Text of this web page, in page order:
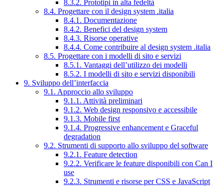
8.3.2. Prototipi in alta fedeltà
8.4. Progettare con il design system .italia
8.4.1. Documentazione
8.4.2. Benefici del design system
8.4.3. Risorse operative
8.4.4. Come contribuire al design system .italia
8.5. Progettare con i modelli di sito e servizi
8.5.1. Vantaggi dell’utilizzo dei modelli
8.5.2. I modelli di sito e servizi disponibili
9. Sviluppo dell’interfaccia
9.1. Approccio allo sviluppo
9.1.1. Attività preliminari
9.1.2. Web design responsivo e accessibile
9.1.3. Mobile first
9.1.4. Progressive enhancement e Graceful
degradation
9.2. Strumenti di supporto allo sviluppo del software
9.2.1. Feature detection
9.2.2. Verificare le feature disponibili con Can I
use
9.2.3. Strumenti e risorse per CSS e JavaScript